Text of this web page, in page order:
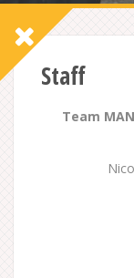
Staff
Team